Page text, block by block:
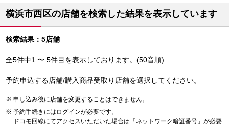
横浜市西区の店舗を検索した結果を表示しています
検索結果：5店舗
全5件中1 〜 5件目を表示しております。(50音順)
予約申込する店舗/購入商品受取り店舗を選択してください。
申し込み後に店舗を変更することはできません。
予約手続きにはログインが必要です。
ドコモ回線にてアクセスいただいた場合は「ネットワーク暗証番号」が必要